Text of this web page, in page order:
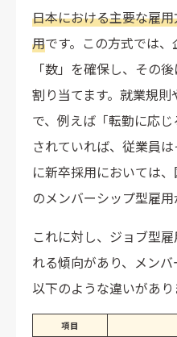
ジョブ型雇用で変わる人
ジョブ型雇用の導入事例
日立製作所
カゴメ株式会社
まとめ
日本における主要な雇
用です。この方式では
「数」を確保し、その
割り当てます。就業規
で、例えば「転勤に応
されていれば、従業員
に新卒採用においては
のメンバーシップ型雇用
これに対し、ジョブ型
れる傾向があり、メン
以下のような違いがあり
項目